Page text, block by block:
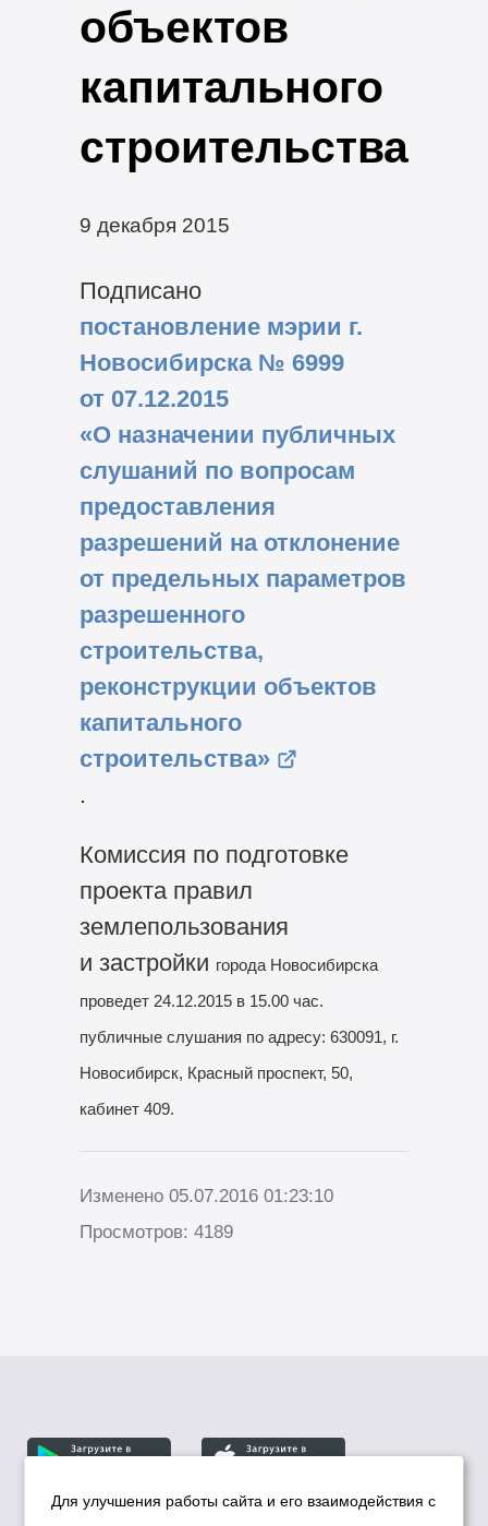
объектов
капитального
строительства
9 декабря 2015
Подписано
постановление мэрии г.
Новосибирска № 6999
от 07.12.2015
«О назначении публичных
слушаний по вопросам
предоставления
разрешений на отклонение
от предельных параметров
разрешенного
строительства,
реконструкции объектов
капитального
строительства»
.
Комиссия по подготовке
проекта правил
землепользования
и застройки города Новосибирска
проведет 24.12.2015 в 15.00 час.
публичные слушания по адресу: 630091, г.
Новосибирск, Красный проспект, 50,
кабинет 409.
Изменено 05.07.2016 01:23:10
Просмотров: 4189
Для улучшения работы сайта и его взаимодействия с